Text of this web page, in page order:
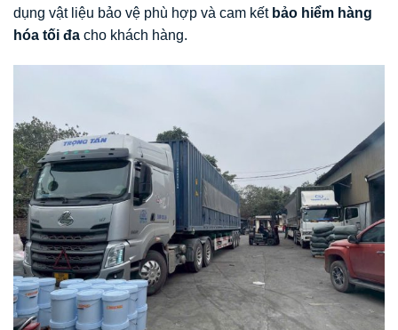
dụng vật liệu bảo vệ phù hợp và cam kết bảo hiểm hàng
hóa tối đa cho khách hàng.